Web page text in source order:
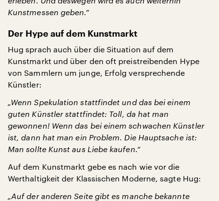
Kunstmessen geben.“
Der Hype auf dem Kunstmarkt
Hug sprach auch über die Situation auf dem
Kunstmarkt und über den oft preistreibenden Hype
von Sammlern um junge, Erfolg versprechende
Künstler:
„Wenn Spekulation stattfindet und das bei einem
guten Künstler stattfindet: Toll, da hat man
gewonnen! Wenn das bei einem schwachen Künstler
ist, dann hat man ein Problem. Die Hauptsache ist:
Man sollte Kunst aus Liebe kaufen.“
Auf dem Kunstmarkt gebe es nach wie vor die
Werthaltigkeit der Klassischen Moderne, sagte Hug:
„Auf der anderen Seite gibt es manche bekannte